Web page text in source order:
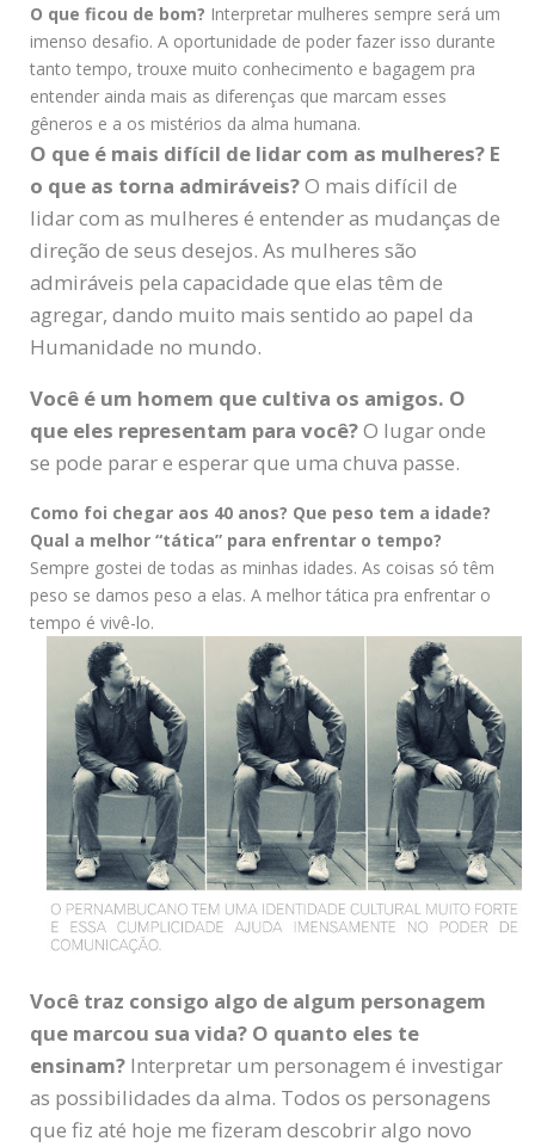
O que ficou de bom? Interpretar mulheres sempre será um
imenso desafio. A oportunidade de poder fazer isso durante
tanto tempo, trouxe muito conhecimento e bagagem pra
entender ainda mais as diferenças que marcam esses
gêneros e a os mistérios da alma humana.
O que é mais difícil de lidar com as mulheres? E
o que as torna admiráveis?O mais difícil de
lidar com as mulheres é entender as mudanças de
direção de seus desejos. As mulheres são
admiráveis pela capacidade que elas têm de
agregar, dando muito mais sentido ao papel da
Humanidade no mundo.
Você é um homem que cultiva os amigos. O
que eles representam para você?O lugar onde
se pode parar e esperar que uma chuva passe.
Como foi chegar aos 40 anos? Que peso tem a idade?
Qual a melhor “tática” para enfrentar o tempo?
Sempre gostei de todas as minhas idades. As coisas só têm
peso se damos peso a elas. A melhor tática pra enfrentar o
tempo é vivê-lo.
Você traz consigo algo de algum personagem
que marcou sua vida? O quanto eles te
ensinam? Interpretar um personagem é investigar
as possibilidades da alma. Todos os personagens
que fiz até hoje me fizeram descobrir algo novo